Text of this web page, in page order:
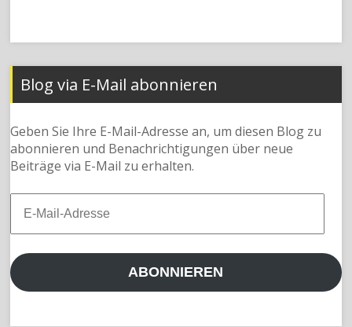
Blog via E-Mail abonnieren
Geben Sie Ihre E-Mail-Adresse an, um diesen Blog zu
abonnieren und Benachrichtigungen über neue
Beiträge via E-Mail zu erhalten.
Mail-
Adresse
ABONNIEREN